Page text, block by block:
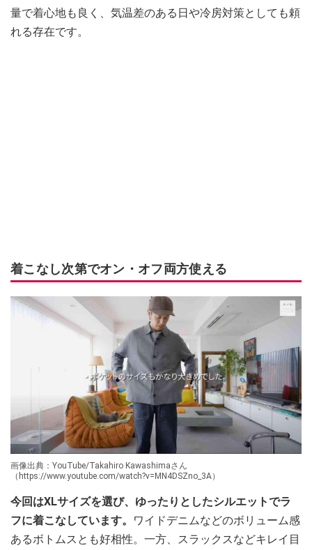
量で着心地も良く、気温差のある日や冷房対策としても頼
れる存在です。
着こなし次第でオン・オフ両方使える
画像出典：YouTube/Takahiro Kawashimaさん
（https://www.youtube.com/watch?v=MN4DSZno_3A）
今回はXLサイズを選び、ゆったりとしたシルエットでラ
フに着こなしています。
ワイドデニムなどのボリューム感
あるボトムスとも好相性。一方、スラックスなどキレイ目